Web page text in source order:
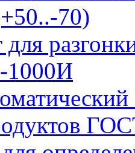
70)
для
1000И